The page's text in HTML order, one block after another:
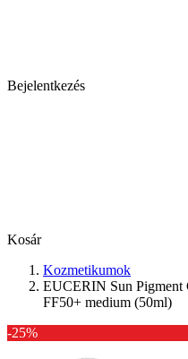
Bejelentkezés
Kosár
Kozmetikumok
EUCERIN Sun Pigment
FF50+ medium (50ml)
-25%